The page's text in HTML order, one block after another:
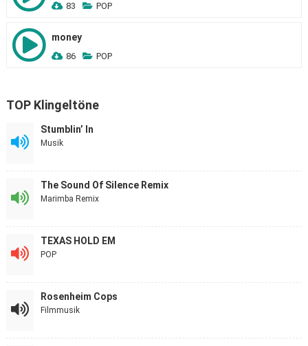
83 POP
money
86 POP
TOP Klingeltöne
Stumblin’ In
Musik
The Sound Of Silence Remix
Marimba Remix
TEXAS HOLD EM
POP
Rosenheim Cops
Filmmusik